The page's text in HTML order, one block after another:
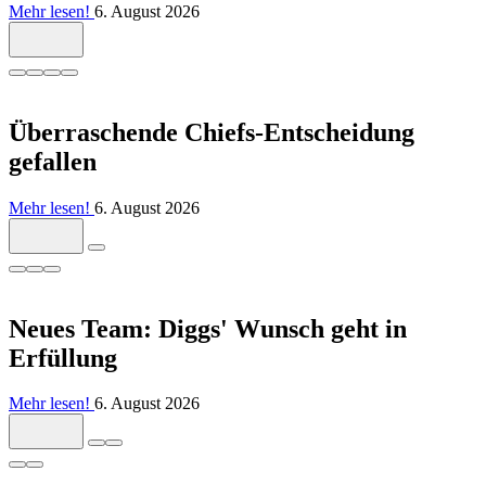
Mehr lesen! 6. August 2026
Überraschende Chiefs-Entscheidung
gefallen
Mehr lesen! 6. August 2026
Neues Team: Diggs' Wunsch geht in
Erfüllung
Mehr lesen! 6. August 2026